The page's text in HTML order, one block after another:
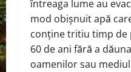
întreaga lume au
mod obișnuit apă
conține tritiu timp de
60 de ani fără a dăuna
oamenilor sau